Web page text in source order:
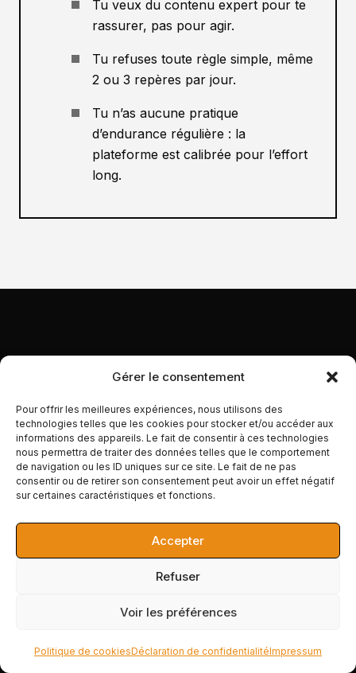
Gérer le consentement
Pour offrir les meilleures expériences, nous utilisons des
technologies telles que les cookies pour stocker et/ou accéder aux
informations des appareils. Le fait de consentir à ces technologies
nous permettra de traiter des données telles que le comportement
de navigation ou les ID uniques sur ce site. Le fait de ne pas
consentir ou de retirer son consentement peut avoir un effet négatif
sur certaines caractéristiques et fonctions.
Accepter
Refuser
Voir les préférences
Politique de cookiesDéclaration de confidentialitéImpressum
Tu veux du contenu expert pour te
rassurer, pas pour agir.
Tu refuses toute règle simple, même
2 ou 3 repères par jour.
Tu n’as aucune pratique
d’endurance régulière : la
plateforme est calibrée pour l’effort
long.
LE MOMENT DE CHOIX
TA PROCHAINE SAISON
SE DÉCIDE
MAINTENANT. PAS EN
SEPTEMBRE.
résultats resteront en dessous de ce qu’il mérite,
tu peux entrer, faire ton diagnostic ce soir, et